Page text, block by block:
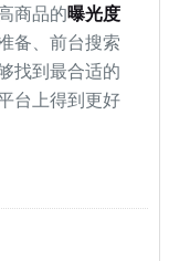
商品的曝光度
备、前台搜索
找到最合适的
台上得到更好